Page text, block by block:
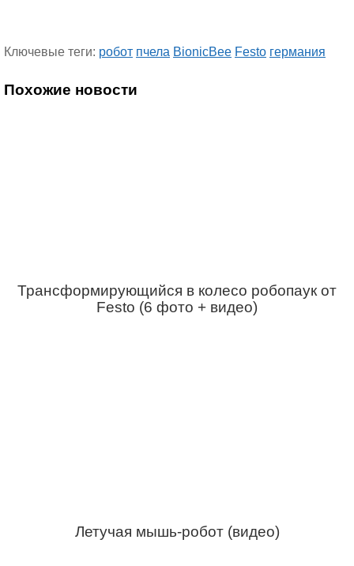
Ключевые теги: робот пчела BionicBee Festo германия
Похожие новости
Трансформирующийся в колесо робопаук от
Festo (6 фото + видео)
Летучая мышь-робот (видео)